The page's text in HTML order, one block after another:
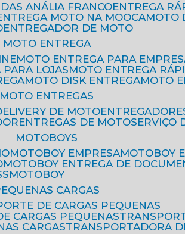
ANÁLIA FRANCO
ENTREGA
ENTREGA MOTO NA MOOCA
ENTREGADOR DE MOTO
MOTO ENTREGA
MOTO ENTREGA PARA
PARA LOJAS MOTO ENTREGA
MOTO DISK ENTREGA
MOTO
MOTO ENTREGAS
DELIVERY DE MOTO
ENTREGAS DE MOTO
MOTOBOYS
MOTOBOY EMPRESA
MOTOBOY
MOTOBOY ENTREGA DE
MOTOBOY
PEQUENAS CARGAS
DE CARGAS PEQUENAS
CARGAS PEQUENAS
CARGAS
TRANSPORTADORA